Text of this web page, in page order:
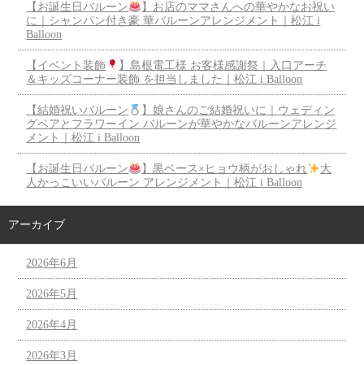
【お誕生日バルーン
】お店のママさんへの華やかなお祝い
に｜シャンパン付き豪 華バルーンアレンジメント｜松江 i
Balloon
【イベント装飾
】島根電工様 お客様感謝祭｜入口アーチ
＆キッズコーナー装飾 を担当しました｜松江 i Balloon
【結婚祝いバルーン
】娘さんのご結婚祝いに｜ウェディン
グベアとフラワーイン バルーンが華やかなバルーンアレンジ
メント｜松江 i Balloon
【お誕生日バルーン 】黒ベース×ヒョウ柄がおしゃれ
大
人かっこいいバルーン アレンジメント｜松江 i Balloon
アーカイブ
2026年6月
2026年5月
2026年4月
2026年3月